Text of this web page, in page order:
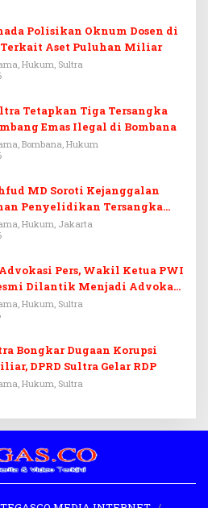
Polisikan Oknum Dosen di
Aset Puluhan Miliar
Hukum, Sultra
Tetapkan Tiga Tersangka
Emas Ilegal di Bombana
Bombana, Hukum
MD Soroti Kejanggalan
Penyelidikan Tersangka
Hukum, Jakarta
Pers, Wakil Ketua PWI
Dilantik Menjadi Advokat
Hukum, Sultra
Bongkar Dugaan Korupsi
DPRD Sultra Gelar RDP
Hukum, Sultra